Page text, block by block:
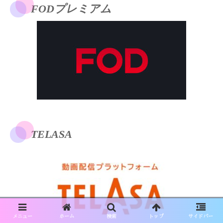
FODプレミアム
TELASA
メニュー ホーム 検索 トップ サイドバー